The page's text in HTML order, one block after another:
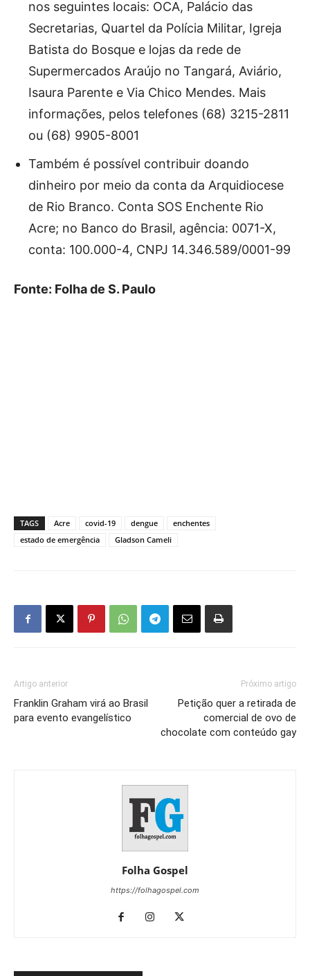
nos seguintes locais: OCA, Palácio das
Secretarias, Quartel da Polícia Militar, Igreja
Batista do Bosque e lojas da rede de
Supermercados Araújo no Tangará, Aviário,
Isaura Parente e Via Chico Mendes. Mais
informações, pelos telefones (68) 3215-2811
ou (68) 9905-8001
Também é possível contribuir doando
dinheiro por meio da conta da Arquidiocese
de Rio Branco. Conta SOS Enchente Rio
Acre; no Banco do Brasil, agência: 0071-X,
conta: 100.000-4, CNPJ 14.346.589/0001-99
Fonte: Folha de S. Paulo
TAGS Acre covid-19 dengue
enchentes
estado de emergência
Gladson Cameli
Artigo anterior
Franklin Graham virá ao Brasil
para evento evangelístico
Próximo artigo
Petição quer a retirada de
comercial de ovo de
chocolate com conteúdo gay
Folha Gospel
https://folhagospel.com